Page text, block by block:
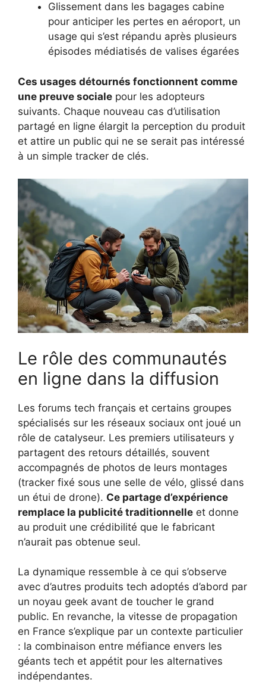
Glissement dans les bagages cabine
pour anticiper les pertes en aéroport, un
usage qui s’est répandu après plusieurs
épisodes médiatisés de valises égarées
Ces usages détournés fonctionnent comme
une preuve sociale pour les adopteurs
suivants. Chaque nouveau cas d’utilisation
partagé en ligne élargit la perception du produit
et attire un public qui ne se serait pas intéressé
à un simple tracker de clés.
Le rôle des communautés
en ligne dans la diffusion
Les forums tech français et certains groupes
spécialisés sur les réseaux sociaux ont joué un
rôle de catalyseur. Les premiers utilisateurs y
partagent des retours détaillés, souvent
accompagnés de photos de leurs montages
(tracker fixé sous une selle de vélo, glissé dans
un étui de drone). Ce partage d’expérience
remplace la publicité traditionnelle et donne
au produit une crédibilité que le fabricant
n’aurait pas obtenue seul.
La dynamique ressemble à ce qui s’observe
avec d’autres produits tech adoptés d’abord par
un noyau geek avant de toucher le grand
public. En revanche, la vitesse de propagation
en France s’explique par un contexte particulier
: la combinaison entre méfiance envers les
géants tech et appétit pour les alternatives
indépendantes.